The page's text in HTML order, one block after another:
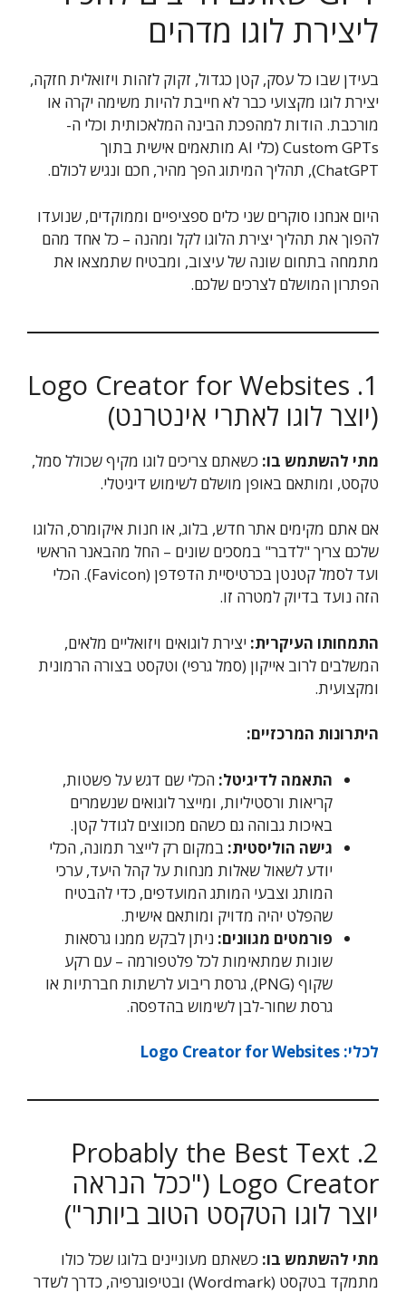
ליצירת לוגו מדהים
בעידן שבו כל עסק, קטן כגדול, זקוק לזהות ויזואלית חזקה,
יצירת לוגו מקצועי כבר לא חייבת להיות משימה יקרה או
מורכבת. הודות למהפכת הבינה המלאכותית וכלי ה-
Custom GPTs (כלי AI מותאמים אישית בתוך
ChatGPT), תהליך המיתוג הפך מהיר, חכם ונגיש לכולם.
היום אנחנו סוקרים שני כלים ספציפיים וממוקדים, שנועדו
להפוך את תהליך יצירת הלוגו לקל ומהנה – כל אחד מהם
מתמחה בתחום שונה של עיצוב, ומבטיח שתמצאו את
הפתרון המושלם לצרכים שלכם.
1. Logo Creator for Websites
(יוצר לוגו לאתרי אינטרנט)
מתי להשתמש בו: כשאתם צריכים לוגו מקיף שכולל סמל,
טקסט, ומותאם באופן מושלם לשימוש דיגיטלי.
אם אתם מקימים אתר חדש, בלוג, או חנות איקומרס, הלוגו
שלכם צריך "לדבר" במסכים שונים – החל מהבאנר הראשי
ועד לסמל קטנטן בכרטיסיית הדפדפן (Favicon). הכלי
הזה נועד בדיוק למטרה זו.
התמחותו העיקרית: יצירת לוגואים ויזואליים מלאים,
המשלבים לרוב אייקון (סמל גרפי) וטקסט בצורה הרמונית
ומקצועית.
היתרונות המרכזיים:
התאמה לדיגיטל: הכלי שם דגש על פשטות,
קריאות ורסטיליות, ומייצר לוגואים שנשמרים
באיכות גבוהה גם כשהם מכווצים לגודל קטן.
גישה הוליסטית: במקום רק לייצר תמונה, הכלי
יודע לשאול שאלות מנחות על קהל היעד, ערכי
המותג וצבעי המותג המועדפים, כדי להבטיח
שהפלט יהיה מדויק ומותאם אישית.
פורמטים מגוונים: ניתן לבקש ממנו גרסאות
שונות שמתאימות לכל פלטפורמה – עם רקע
שקוף (PNG), גרסת ריבוע לרשתות חברתיות או
גרסת שחור-לבן לשימוש בהדפסה.
לכלי: Logo Creator for Websites
2. Probably the Best Text
Logo Creator ("ככל הנראה
יוצר לוגו הטקסט הטוב ביותר")
מתי להשתמש בו: כשאתם מעוניינים בלוגו שכל כולו
מתמקד בטקסט (Wordmark) ובטיפוגרפיה, כדרך לשדר